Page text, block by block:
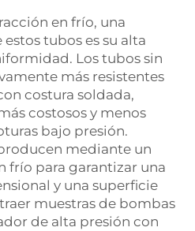
en frío, una
tubos es su alta
Los tubos sin
más resistentes
costura soldada,
costosos y menos
bajo presión.
mediante un
frío para garantizar una
y una superficie
muestras de bombas
de alta presión con